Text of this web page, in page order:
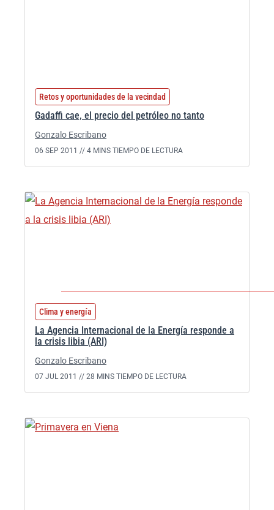
Retos y oportunidades de la vecindad
Gadaffi cae, el precio del petróleo no tanto
Gonzalo Escribano
06 SEP 2011 // 4 MINS TIEMPO DE LECTURA
Clima y energía
La Agencia Internacional de la Energía responde a
la crisis libia (ARI)
Gonzalo Escribano
07 JUL 2011 // 28 MINS TIEMPO DE LECTURA